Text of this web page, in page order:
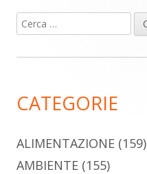
Barra
laterale
Ricerca
per:
CATEGORIE
ALIMENTAZIONE (159)
AMBIENTE (155)